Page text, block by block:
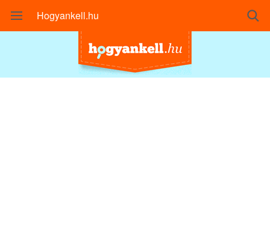
Hogyankell.hu